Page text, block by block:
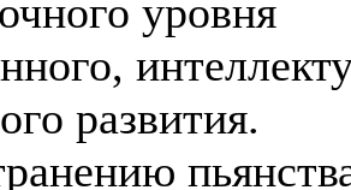
уровня
развития.